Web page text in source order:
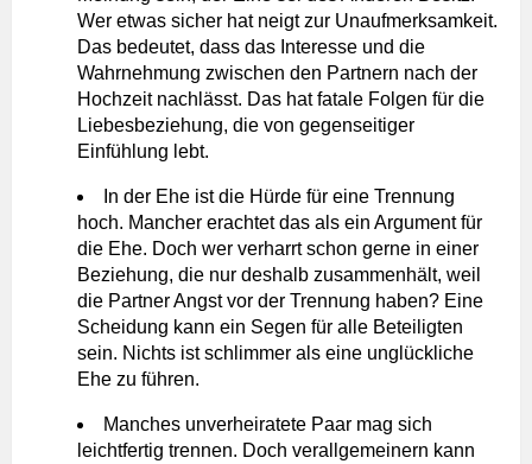
Wer etwas sicher hat neigt zur Unaufmerksamkeit.
Das bedeutet, dass das Interesse und die
Wahrnehmung zwischen den Partnern nach der
Hochzeit nachlässt. Das hat fatale Folgen für die
Liebesbeziehung, die von gegenseitiger
Einfühlung lebt.
In der Ehe ist die Hürde für eine Trennung
hoch. Mancher erachtet das als ein Argument für
die Ehe. Doch wer verharrt schon gerne in einer
Beziehung, die nur deshalb zusammenhält, weil
die Partner Angst vor der Trennung haben? Eine
Scheidung kann ein Segen für alle Beteiligten
sein. Nichts ist schlimmer als eine unglückliche
Ehe zu führen.
Manches unverheiratete Paar mag sich
leichtfertig trennen. Doch verallgemeinern kann